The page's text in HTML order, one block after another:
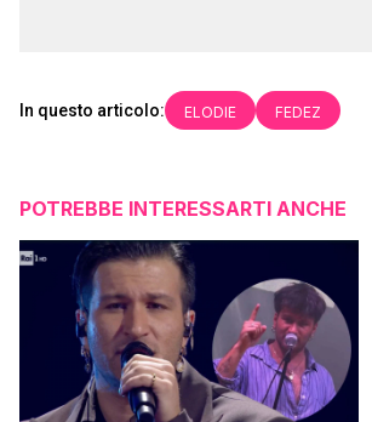
In questo articolo: ELODIE FEDEZ
POTREBBE INTERESSARTI ANCHE